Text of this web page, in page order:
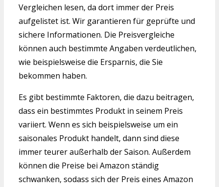
Vergleichen lesen, da dort immer der Preis
aufgelistet ist. Wir garantieren für geprüfte und
sichere Informationen. Die Preisvergleiche
können auch bestimmte Angaben verdeutlichen,
wie beispielsweise die Ersparnis, die Sie
bekommen haben.
Es gibt bestimmte Faktoren, die dazu beitragen,
dass ein bestimmtes Produkt in seinem Preis
variiert. Wenn es sich beispielsweise um ein
saisonales Produkt handelt, dann sind diese
immer teurer außerhalb der Saison. Außerdem
können die Preise bei Amazon ständig
schwanken, sodass sich der Preis eines Amazon